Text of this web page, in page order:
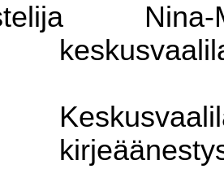
Nina-